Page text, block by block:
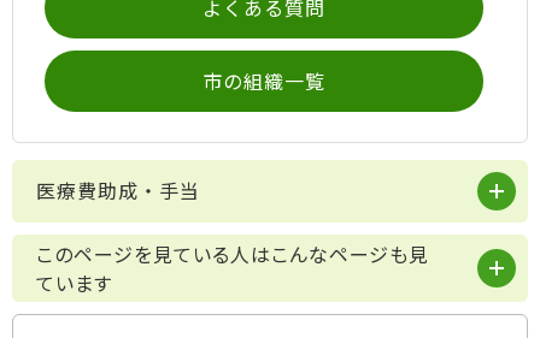
よくある質問
市の組織一覧
医療費助成・手当
このページを見ている人はこんなページも見
ています